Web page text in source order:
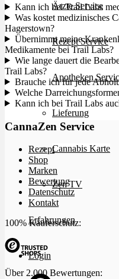
Ärzte Service
Rezept Service
Apotheken
Lieferung
Cannabis Karte
Zen TV
Erfahrungen
Login
Kann ich bei Trail Labs
Was kostet medizinisches
Hagerstown?
Übernimmt meine
Medikamente bei Trail Labs?
Wie lange dauert die
Trail Labs?
Brauche ich für jede
Welche
Kann ich bei Trail Labs
CannaZen Service
Rezept
Shop
Marken
Bewertung
Datenschutz
Kontakt
100% Käuferschutz:
Über 2.000 Bewertungen: